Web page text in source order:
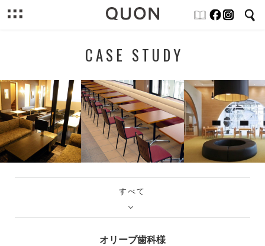
CASE STUDY
すべて
オリーブ歯科様